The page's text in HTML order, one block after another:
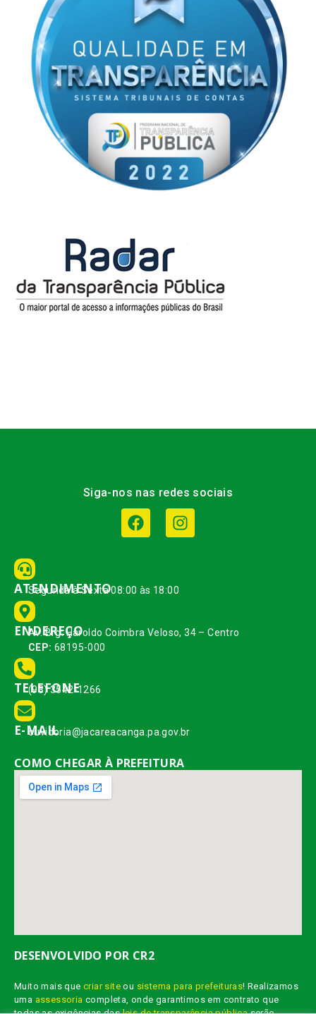
Siga-nos nas redes sociais
ATENDIMENTO
Segunda à Sexta 08:00 às 18:00
ENDEREÇO
Av. Brg. Haroldo Coimbra Veloso, 34 – Centro
CEP: 68195-000
TELEFONE
(93) 3542-1266
E-MAIL
ouvidoria@jacareacanga.pa.gov.br
COMO CHEGAR À PREFEITURA
DESENVOLVIDO POR CR2
Muito mais quecriar site ou sistema para prefeituras! Realizamos
uma assessoria completa, onde garantimos em contrato que